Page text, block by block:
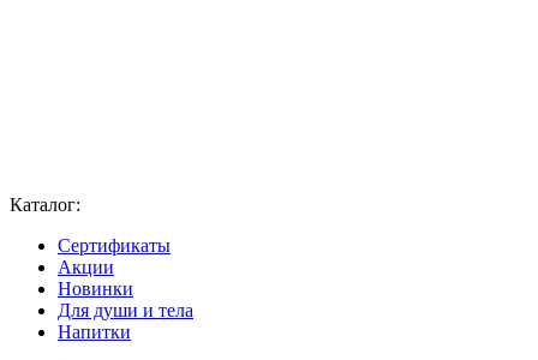
Каталог:
Сертификаты
Акции
Новинки
Для души и тела
Напитки